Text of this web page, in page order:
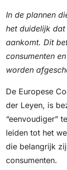
In de plannen
het duidelijk
aankomt. Dit
consumenten
worden
De Europese
der Leyen, is
“eenvoudiger”
leiden tot het
die belangrijk
consumenten.